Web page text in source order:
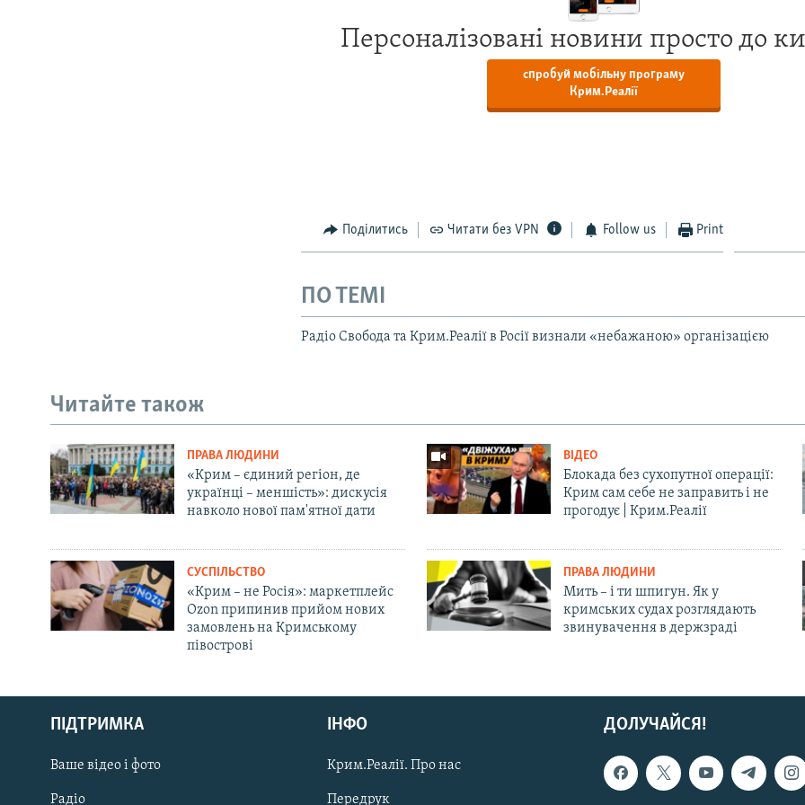
Русский
Qırımtatar
ДОЛУЧАЙСЯ!
Персоналізовані новини просто до
спробуй мобільну програму
Крим.Реалії
Поділитись Читати без VPN Follow us Print
ПО ТЕМІ
Радіо Свобода та Крим.Реалії в Росії визнали «небажаною» організацією
Читайте також
ПРАВА ЛЮДИНИ
«Крим – єдиний регіон, де
українці – меншість»: дискусія
навколо нової пам'ятної дати
ВІДЕО
Блокада без сухопутної операції:
Крим сам себе не заправить і не
прогодує | Крим.Реалії
СУСПІЛЬСТВО
«Крим – не Росія»: маркетплейс
Ozon припинив прийом нових
замовлень на Кримському
півострові
ПРАВА ЛЮДИНИ
Мить – і ти шпигун. Як у
кримських судах розглядають
звинувачення в держзраді
ДОЛУЧАЙСЯ!
ПІДТРИМКА
Ваше відео і фото
Радіо
ІНФО
Крим.Реалії. Про нас
Передрук